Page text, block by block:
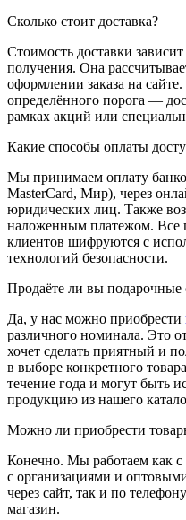
Сколько стоит доставка?
Стоимость доставки
получения. Она
оформлении заказа на
определённого порога —
рамках акций или
Какие способы оплаты
Мы принимаем оплату
MasterCard, Мир), через
юридических лиц. Также
наложенным платежом. Все
клиентов шифруются с
технологий безопасности.
Продаёте ли вы подарочные
Да, у нас можно приобрести
различного номинала. Это
хочет сделать приятный и
в выборе конкретного
течение года и могут быть
продукцию из нашего
Можно ли приобрести
Конечно. Мы работаем как
с организациями и
через сайт, так и по
магазин.